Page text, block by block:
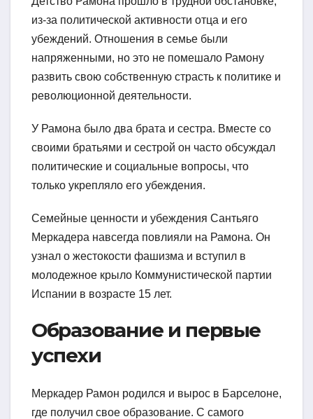
из-за политической активности отца и его
убеждений. Отношения в семье были
напряженными, но это не помешало Рамону
развить свою собственную страсть к политике и
революционной деятельности.
У Рамона было два брата и сестра. Вместе со
своими братьями и сестрой он часто обсуждал
политические и социальные вопросы, что
только укрепляло его убеждения.
Семейные ценности и убеждения Сантьяго
Меркадера навсегда повлияли на Рамона. Он
узнал о жестокости фашизма и вступил в
молодежное крыло Коммунистической партии
Испании в возрасте 15 лет.
Образование и первые
успехи
Меркадер Рамон родился и вырос в Барселоне,
где получил свое образование. С самого